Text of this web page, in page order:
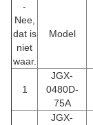
-
Nee,
dat is
niet
waar.
Model
1
JGX-
0480D-
75A
JGX-